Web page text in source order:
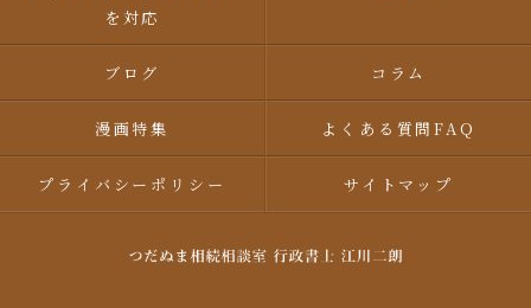
を対応
ブログ コラム
漫画特集 よくある質問FAQ
プライバシーポリシー サイトマップ